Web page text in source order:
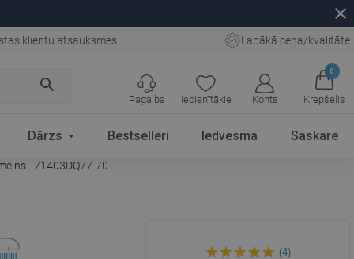
close
klientu atsauksmes Labākā cena/kvalitāte
search
Iecienītākie Konts
0
Krepšelis
Pagalba
Dārzs Bestselleri Iedvesma Saskare
- 71403DQ77-70
istaba komplekts, melns -
(4)